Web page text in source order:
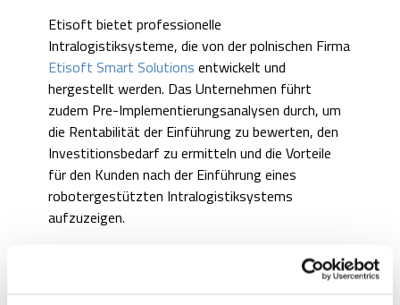
Etisoft bietet professionelle
Intralogistiksysteme, die von der polnischen Firma
Etisoft Smart Solutionsentwickelt und
hergestellt werden. Das Unternehmen führt
zudem Pre-Implementierungsanalysen durch, um
die Rentabilität der Einführung zu bewerten, den
Investitionsbedarf zu ermitteln und die Vorteile
für den Kunden nach der Einführung eines
robotergestützten Intralogistiksystems
aufzuzeigen.
Etisoft Smart Solutions (ESS) bietet zudem die